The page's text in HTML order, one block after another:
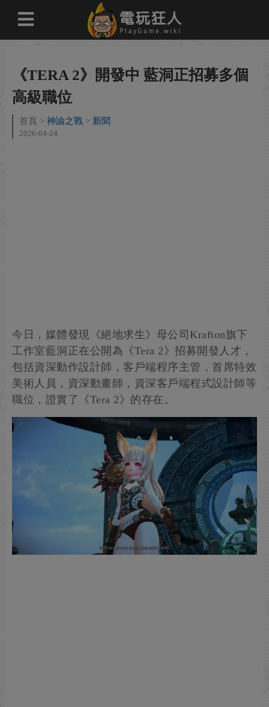
《TERA 2》開發中 藍洞正招募多個
高級職位
首頁 神諭之戰 新聞
2026-04-24
今日，媒體發現《絕地求生》母公司Krafton旗下
工作室藍洞正在公開為《Tera 2》招募開發人才，
包括資深動作設計師，客戶端程序主管，首席特效
美術人員，資深動畫師，資深客戶端程式設計師等
職位，證實了《Tera 2》的存在。